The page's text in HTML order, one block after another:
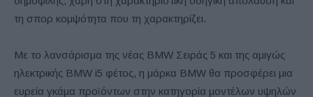
τη σπορ κομψότητα που τη χαρακτηρίζει.
Με το λανσάρισμα της νέας BMW Σειράς 5 και της αμιγώς
ηλεκτρικής BMW i5 φέτος, η μάρκα BMW θα προσφέρει μια
ευρεία γκάμα προϊόντων στην κατηγορία μοντέλων υψηλών